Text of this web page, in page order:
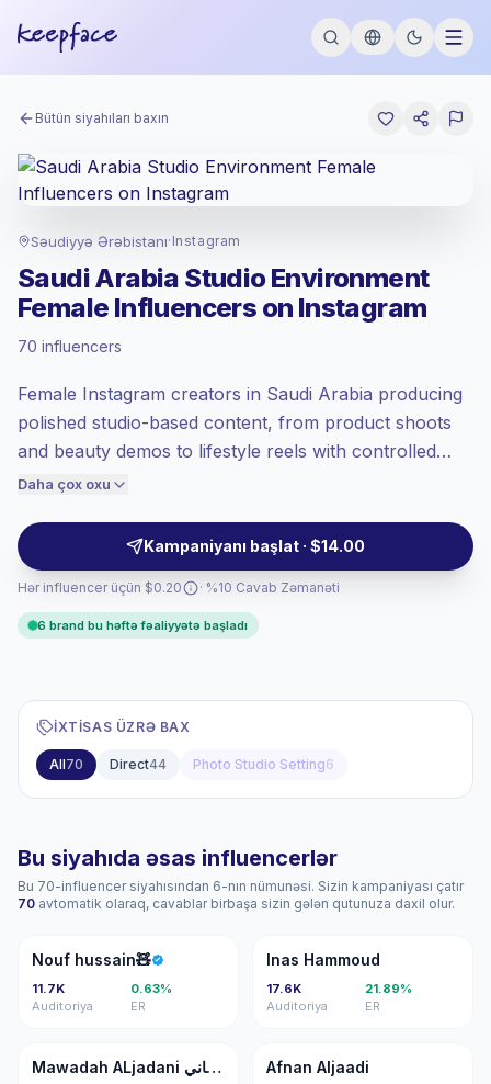
Bütün siyahıları baxın
Səudiyyə Ərəbistanı· Instagram
Saudi Arabia Studio Environment
Female Influencers on Instagram
70 influencers
Female Instagram creators in Saudi Arabia producing
polished studio-based content, from product shoots
and beauty demos to lifestyle reels with controlled
lighting and clean backdrops. Ideal for brands needing
creator outreach, campaign-ready.
Daha çox oxu
Kampaniyanı başlat · $14.00
Hər influencer üçün $0.20
Yüksəliş edən bazaar, SA sahəsində
fəaliyyətə çıxarış Keepface tərəfindən
dərəcəsi ilə qiymətləndirilir.
hər kontakt üçün daha çox dəyər.
Aşağı engagement(0.9% orta ER),
cəmləşən auditoriyalar daha yaxşı
uyğun qiymət təyin edirik.
· %10 Cavab Zəmanəti
6 brand bu həftə fəaliyyətə başladı
İXTISAS ÜZRƏ BAX
All70 Direct44 Photo Studio Setting6
Bu siyahıda əsas influencerlər
Bu 70-influencer siyahısından 6-nın nümunəsi. Sizin kampaniyası çatır
70 avtomatik olaraq, cavablar birbaşa sizin gələn qutunuza daxil olur.
NH
Nouf hussain🧸
11.7K
Auditoriya
0.63%
ER
IH
Inas Hammoud
17.6K
Auditoriya
21.89%
ER
MA Mawadah ALjadani مودة الجدعاني AA
Afnan Aljaadi